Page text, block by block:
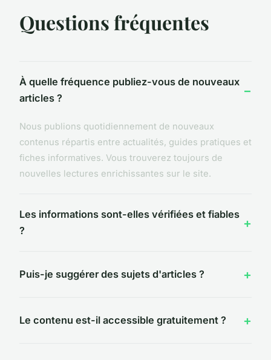
Questions fréquentes
À quelle fréquence publiez-vous de nouveaux
articles ?
Nous publions quotidiennement de nouveaux
contenus répartis entre actualités, guides pratiques et
fiches informatives. Vous trouverez toujours de
nouvelles lectures enrichissantes sur le site.
Les informations sont-elles vérifiées et fiables
?
Puis-je suggérer des sujets d'articles ?
Le contenu est-il accessible gratuitement ?